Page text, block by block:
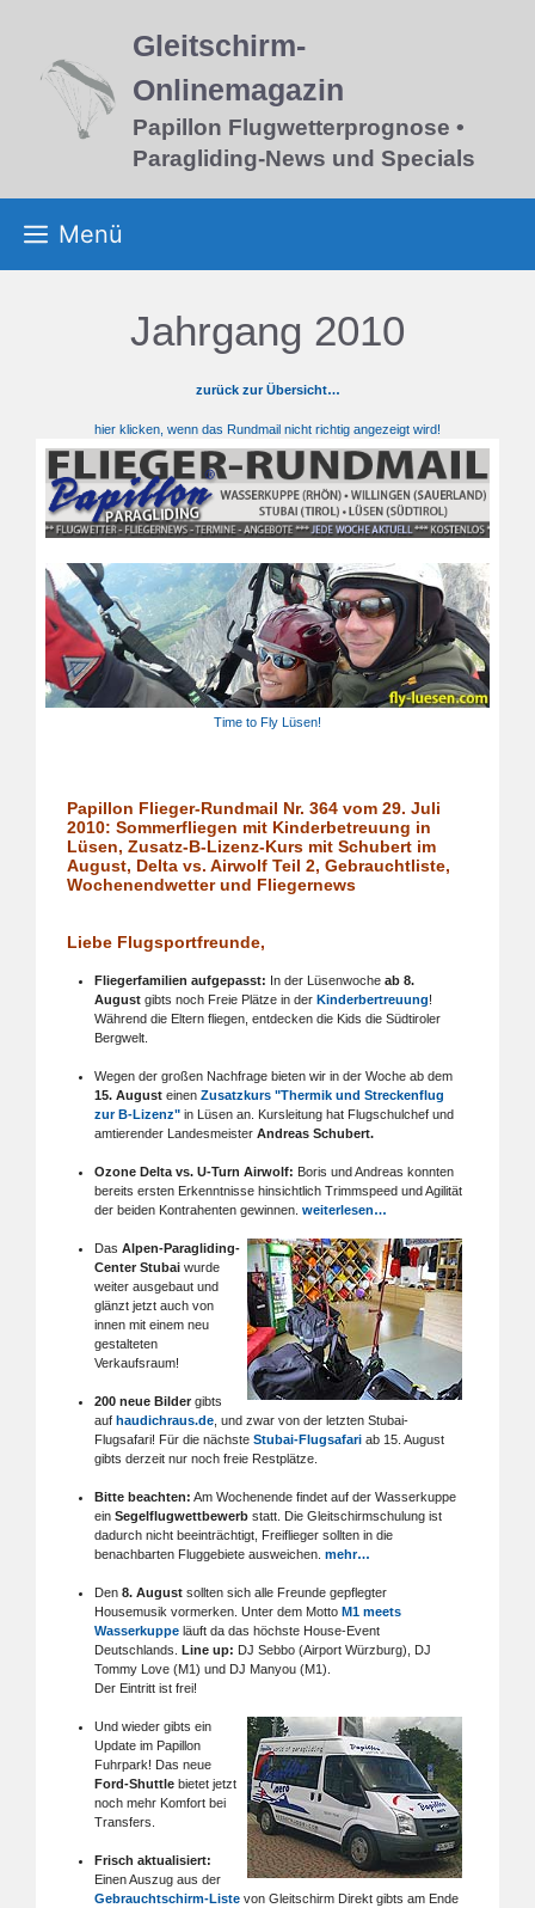
springen
Gleitschirm-
Onlinemagazin
Papillon Flugwetterprognose •
Paragliding-News und Specials
Menü
Jahrgang 2010
zurück zur Übersicht…
hier klicken, wenn das Rundmail nicht richtig angezeigt wird!
Time to Fly Lüsen!
Papillon Flieger-Rundmail Nr. 364 vom 29. Juli
2010: Sommerfliegen mit Kinderbetreuung in
Lüsen, Zusatz-B-Lizenz-Kurs mit Schubert im
August, Delta vs. Airwolf Teil 2, Gebrauchtliste,
Wochenendwetter und Fliegernews
Liebe Flugsportfreunde,
Fliegerfamilien aufgepasst: In der Lüsenwoche ab 8.
August gibts noch Freie Plätze in der Kinderbertreuung!
Während die Eltern fliegen, entdecken die Kids die Südtiroler
Bergwelt.
Wegen der großen Nachfrage bieten wir in der Woche ab dem
15. August einen Zusatzkurs "Thermik und Streckenflug
zur B-Lizenz" in Lüsen an. Kursleitung hat Flugschulchef und
amtierender Landesmeister Andreas Schubert.
Ozone Delta vs. U-Turn Airwolf: Boris und Andreas konnten
bereits ersten Erkenntnisse hinsichtlich Trimmspeed und Agilität
der beiden Kontrahenten gewinnen. weiterlesen…
Das Alpen-Paragliding-
Center Stubai wurde
weiter ausgebaut und
glänzt jetzt auch von
innen mit einem neu
gestalteten
Verkaufsraum!
200 neue Bilder gibts
auf haudichraus.de , und zwar von der letzten Stubai-
Flugsafari! Für die nächste Stubai-Flugsafari ab 15. August
gibts derzeit nur noch freie Restplätze.
Bitte beachten: Am Wochenende findet auf der Wasserkuppe
ein Segelflugwettbewerb statt. Die Gleitschirmschulung ist
dadurch nicht beeinträchtigt, Freiflieger sollten in die
benachbarten Fluggebiete ausweichen. mehr…
Den 8. August sollten sich alle Freunde gepflegter
Housemusik vormerken. Unter dem Motto M1 meets
Wasserkuppe läuft da das höchste House-Event
Deutschlands. Line up: DJ Sebbo (Airport Würzburg), DJ
Tommy Love (M1) und DJ Manyou (M1).
Der Eintritt ist frei!
Und wieder gibts ein
Update im Papillon
Fuhrpark! Das neue
Ford-Shuttle bietet jetzt
noch mehr Komfort bei
Transfers.
Frisch aktualisiert:
Einen Auszug aus der
Gebrauchtschirm-Liste von Gleitschirm Direkt gibts am Ende